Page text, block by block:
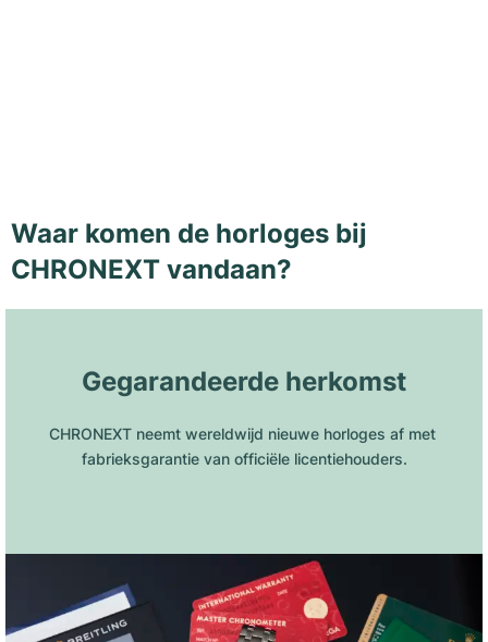
Waar komen de horloges bij
CHRONEXT vandaan?
Gegarandeerde herkomst
CHRONEXT neemt wereldwijd nieuwe horloges af met
fabrieksgarantie van officiële licentiehouders.